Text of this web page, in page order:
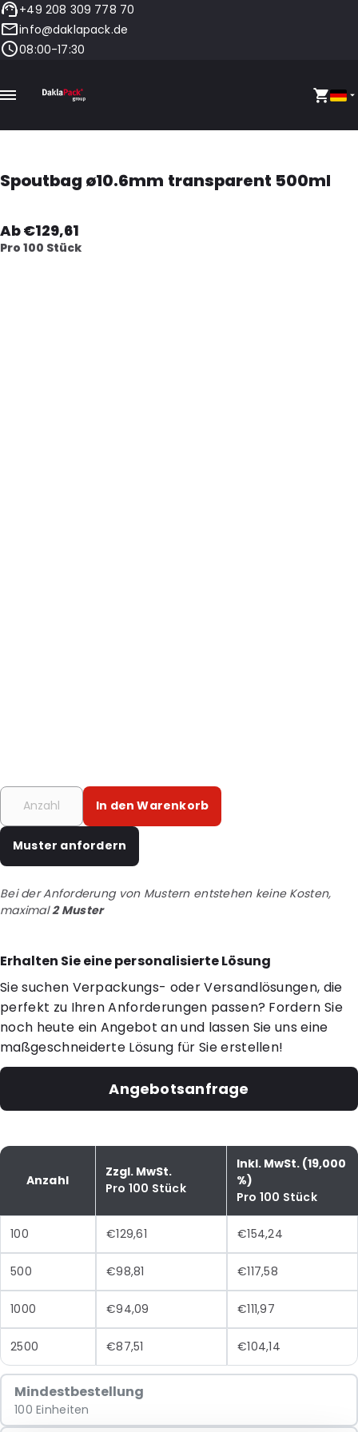
+49 208 309 778 70
info@daklapack.de
08:00-17:30
Spoutbag ø10.6mm transparent 500ml
Ab €129,61
Pro 100 Stück
In den Warenkorb
Muster anfordern
Bei der Anforderung von Mustern entstehen keine Kosten,
maximal2 Muster
Erhalten Sie eine personalisierte Lösung
Sie suchen Verpackungs- oder Versandlösungen, die
perfekt zu Ihren Anforderungen passen? Fordern Sie
noch heute ein Angebot an und lassen Sie uns eine
maßgeschneiderte Lösung für Sie erstellen!
Angebotsanfrage
Anzahl
Zzgl. MwSt.
Pro 100 Stück
Inkl. MwSt. (19,000
%)
Pro 100 Stück
100 €129,61 €154,24
500 €98,81 €117,58
1000 €94,09 €111,97
2500 €87,51 €104,14
Mindestbestellung
100 Einheiten